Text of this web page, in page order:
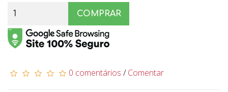
COMPRAR
0 comentários /Comentar